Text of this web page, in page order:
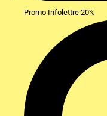
Promo Infolettre 20%